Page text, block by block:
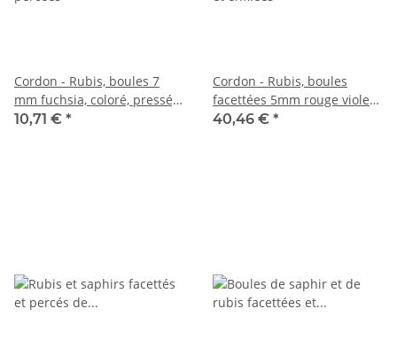
Cordon - Rubis, boules 7
mm fuchsia, coloré, pressé,
longueur 37,5 cm /4992
10,71 € *
Cordon - Rubis, boules
facettées 5mm rouge violet,
longueur 38cm /1949
40,46 € *